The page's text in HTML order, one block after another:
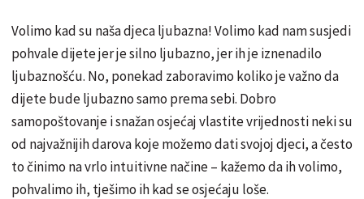
Volimo kad su naša djeca ljubazna! Volimo kad nam susjedi
pohvale dijete jer je silno ljubazno, jer ih je iznenadilo
ljubaznošću. No, ponekad zaboravimo koliko je važno da
dijete bude ljubazno samo prema sebi. Dobro
samopoštovanje i snažan osjećaj vlastite vrijednosti neki su
od najvažnijih darova koje možemo dati svojoj djeci, a često
to činimo na vrlo intuitivne načine – kažemo da ih volimo,
pohvalimo ih, tješimo ih kad se osjećaju loše.